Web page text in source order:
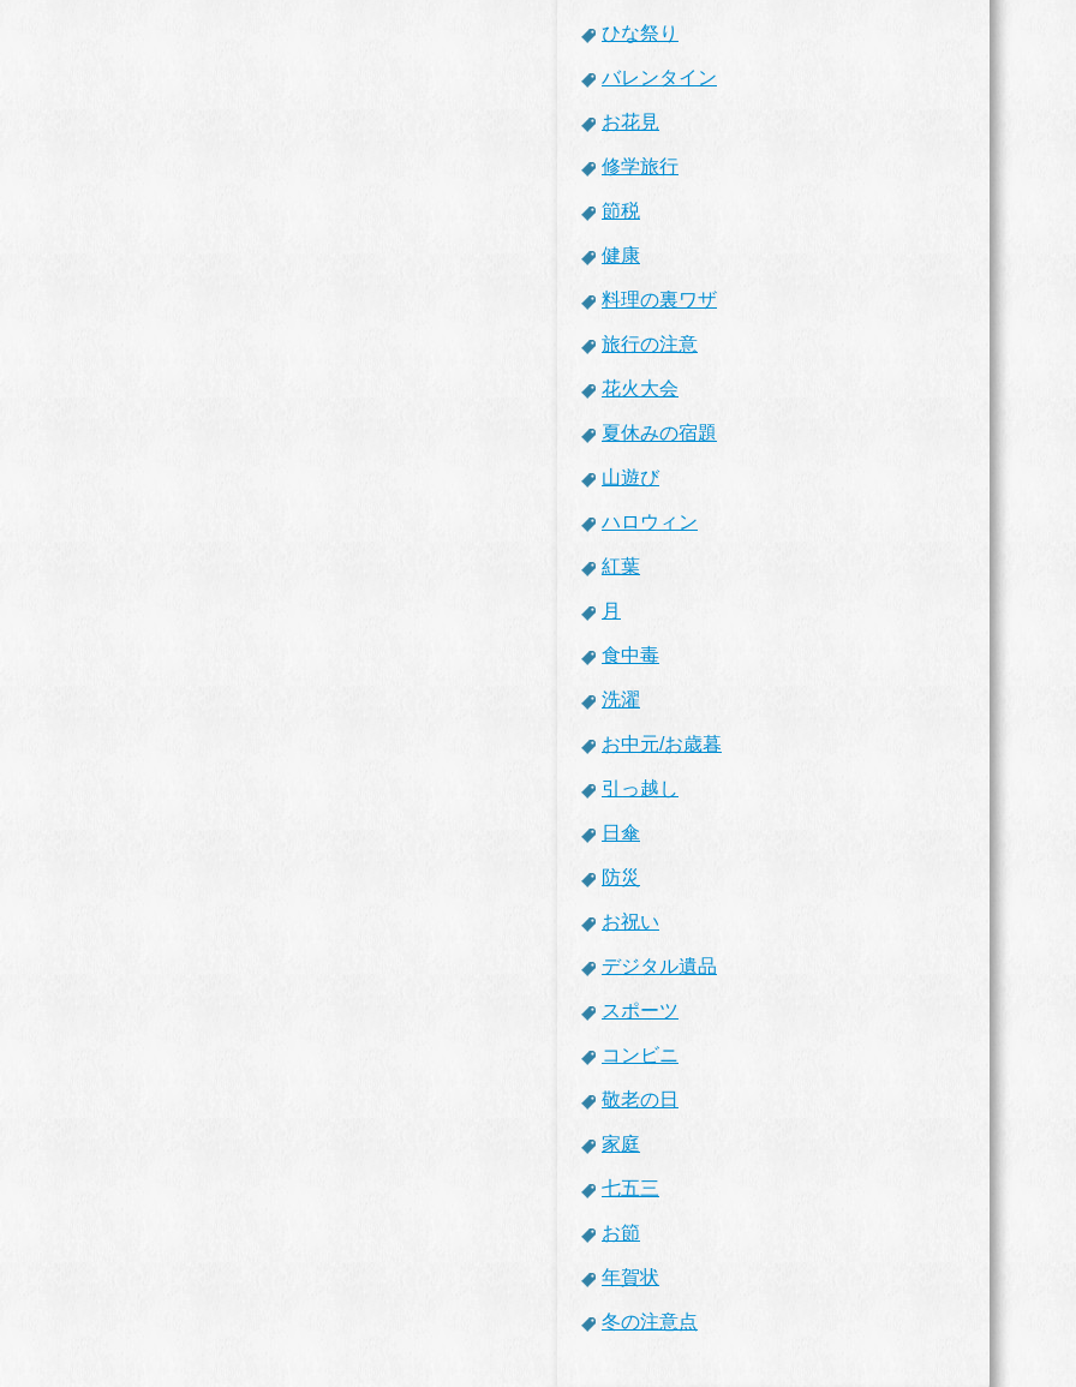
ひな祭り
バレンタイン
お花見
修学旅行
節税
健康
料理の裏ワザ
旅行の注意
花火大会
夏休みの宿題
山遊び
ハロウィン
紅葉
月
食中毒
洗濯
お中元/お歳暮
引っ越し
日傘
防災
お祝い
デジタル遺品
スポーツ
コンビニ
敬老の日
家庭
七五三
お節
年賀状
冬の注意点